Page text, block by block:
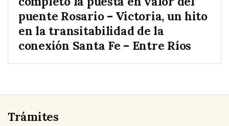
puente Rosario – Victoria, un hito
en la transitabilidad de la
conexión Santa Fe – Entre Ríos
Trámites